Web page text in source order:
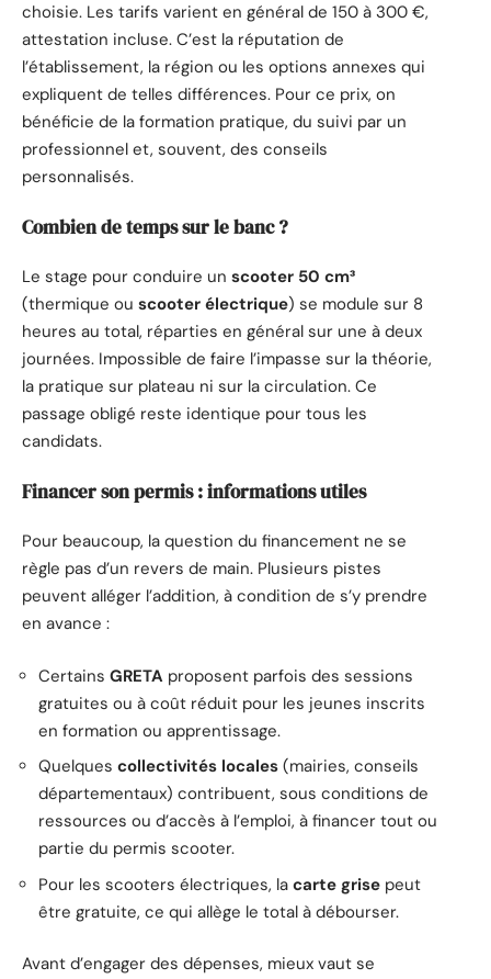
choisie. Les tarifs varient en général de 150 à 300 €,
attestation incluse. C’est la réputation de
l’établissement, la région ou les options annexes qui
expliquent de telles différences. Pour ce prix, on
bénéficie de la formation pratique, du suivi par un
professionnel et, souvent, des conseils
personnalisés.
Combien de temps sur le banc ?
Le stage pour conduire un scooter 50 cm³
(thermique ou scooter électrique) se module sur 8
heures au total, réparties en général sur une à deux
journées. Impossible de faire l’impasse sur la théorie,
la pratique sur plateau ni sur la circulation. Ce
passage obligé reste identique pour tous les
candidats.
Financer son permis : informations utiles
Pour beaucoup, la question du financement ne se
règle pas d’un revers de main. Plusieurs pistes
peuvent alléger l’addition, à condition de s’y prendre
en avance :
Certains GRETA proposent parfois des sessions
gratuites ou à coût réduit pour les jeunes inscrits
en formation ou apprentissage.
Quelques collectivités locales (mairies, conseils
départementaux) contribuent, sous conditions de
ressources ou d’accès à l’emploi, à financer tout ou
partie du permis scooter.
Pour les scooters électriques, la carte grise peut
être gratuite, ce qui allège le total à débourser.
Avant d’engager des dépenses, mieux vaut se